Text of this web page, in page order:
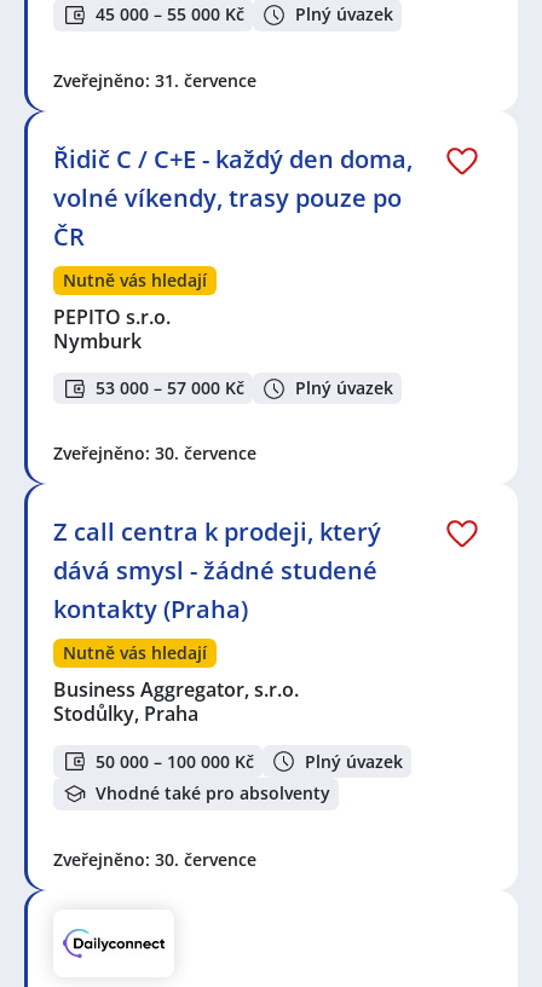
45 000 – 55 000 Kč Plný úvazek
Zveřejněno: 31. července
Řidič C / C+E - každý den doma,
volné víkendy, trasy pouze po
ČR
Nutně vás hledají
PEPITO s.r.o.
Nymburk
53 000 – 57 000 Kč Plný úvazek
Zveřejněno: 30. července
Z call centra k prodeji, který
dává smysl - žádné studené
kontakty (Praha)
Nutně vás hledají
Business Aggregator, s.r.o.
Stodůlky, Praha
50 000 – 100 000 Kč
Plný úvazek
Vhodné také pro absolventy
Zveřejněno: 30. července